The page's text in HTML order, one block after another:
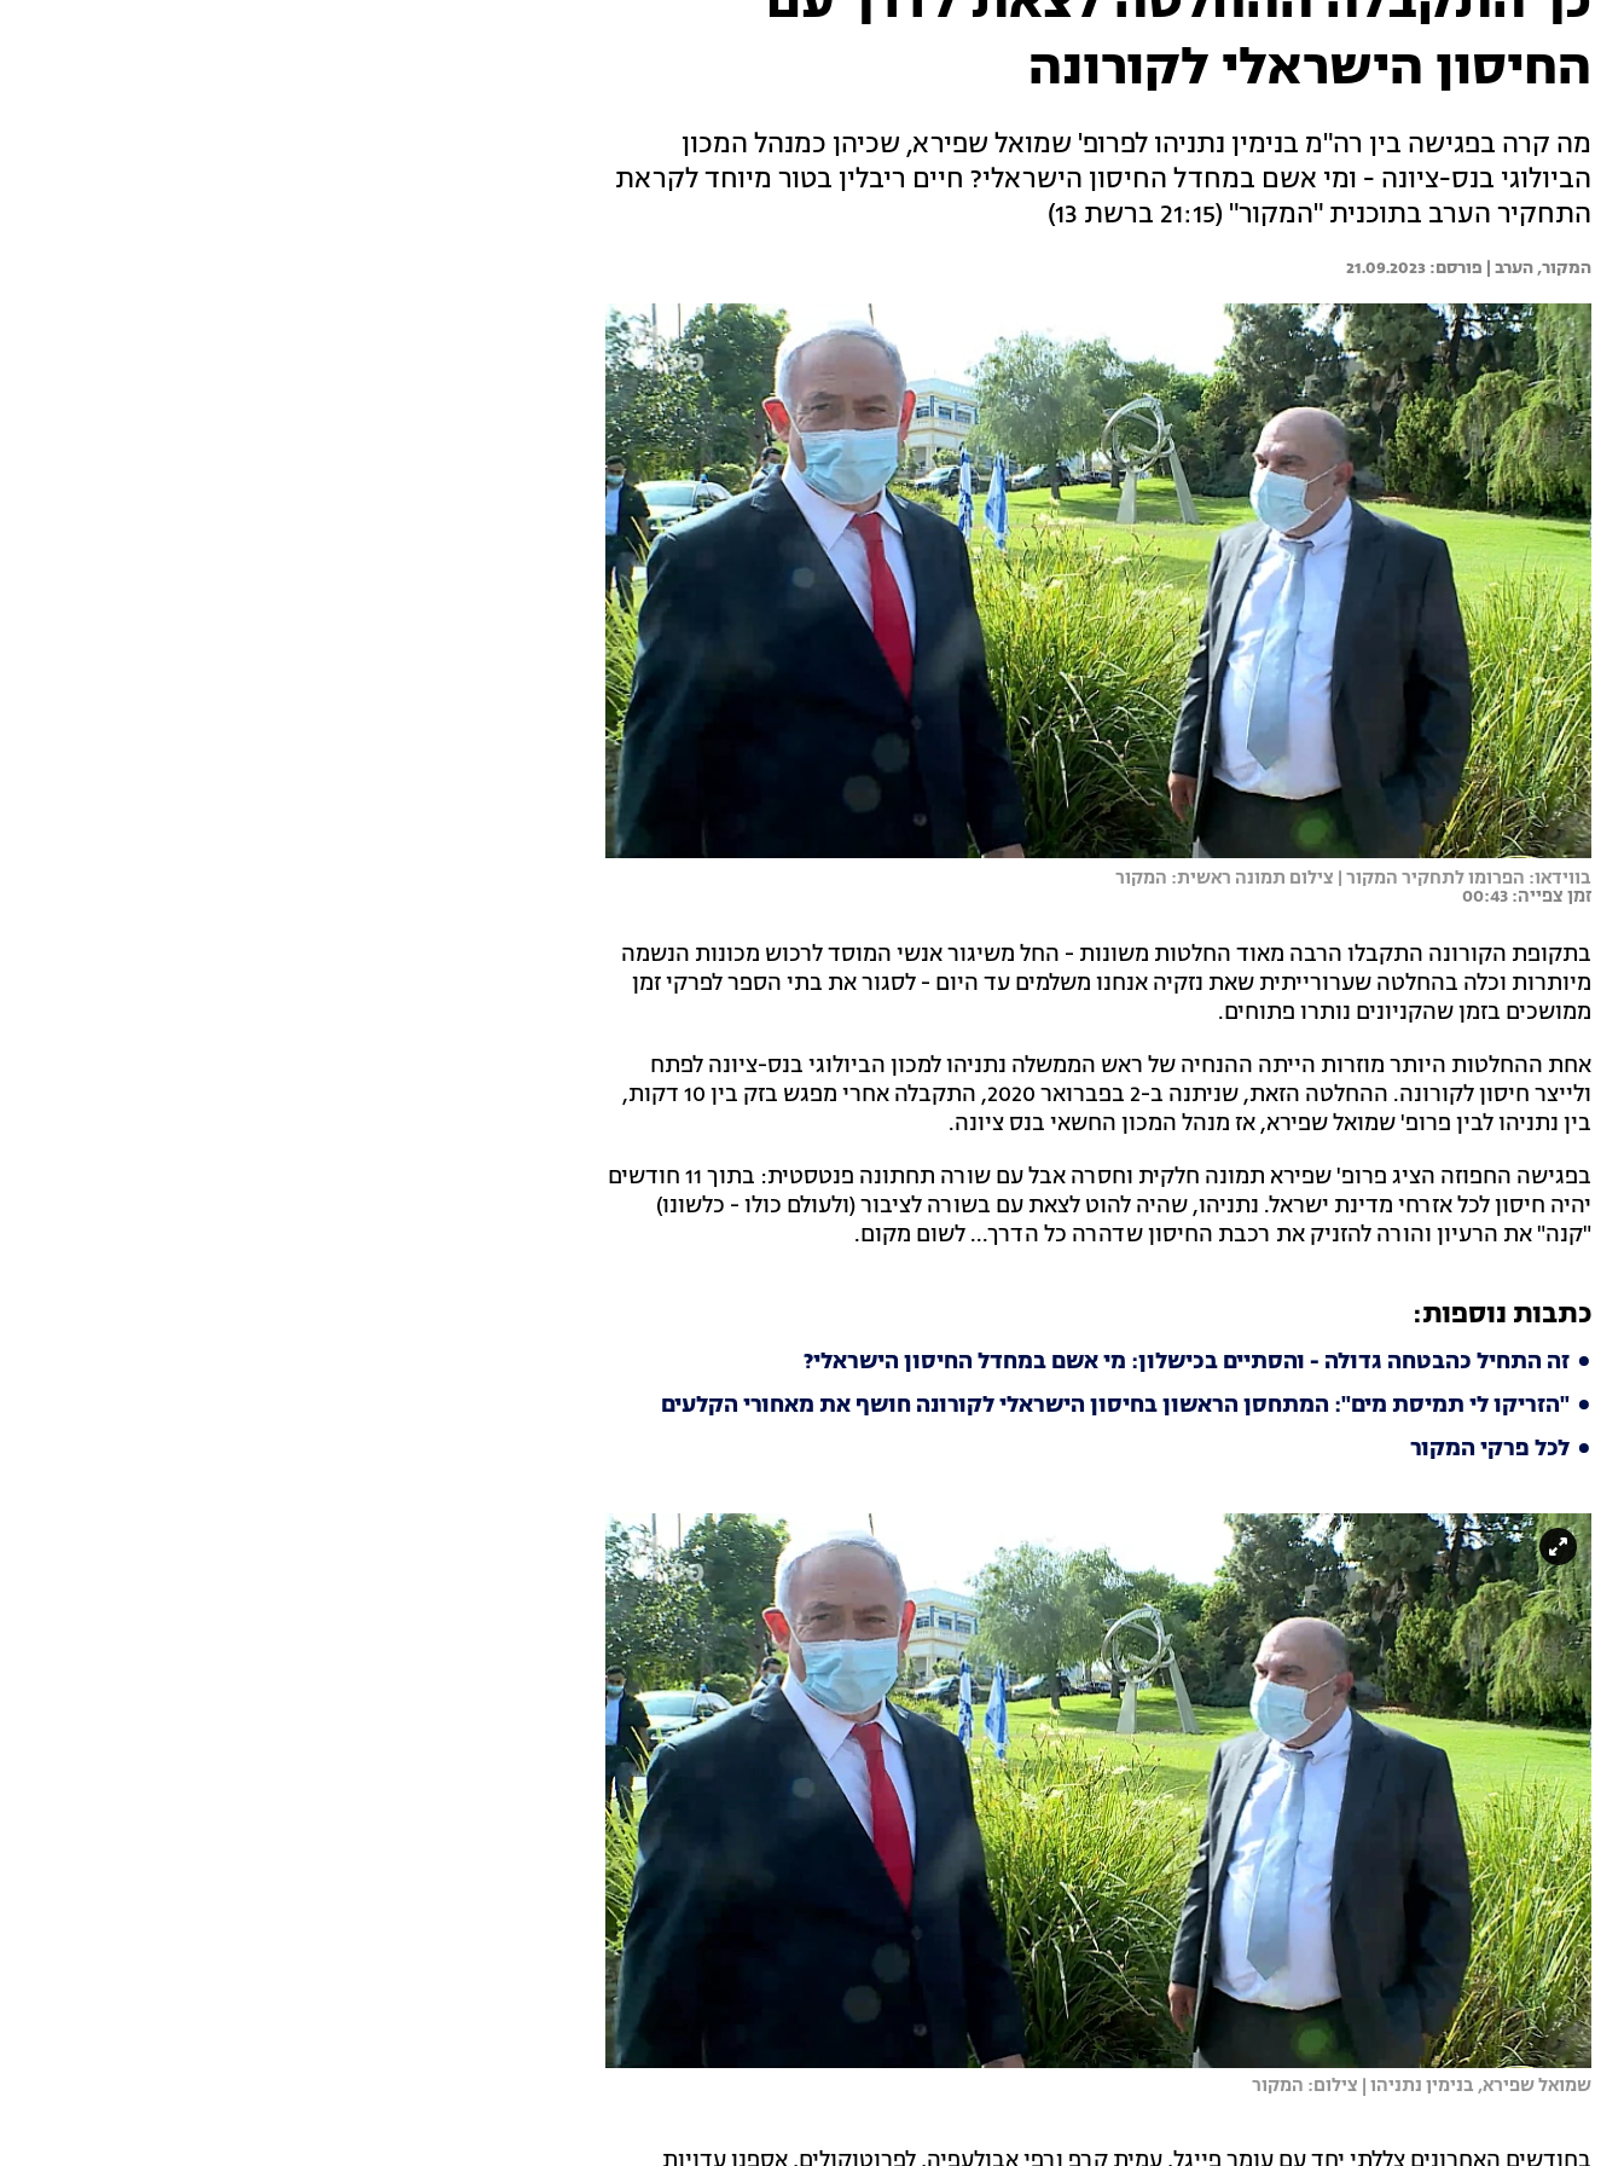
החיסון הישראלי לקורונה
מה קרה בפגישה בין רה"מ בנימין נתניהו לפרופ' שמואל שפירא, שכיהן כמנהל המכון
הביולוגי בנס-ציונה - ומי אשם במחדל החיסון הישראלי? חיים ריבלין בטור מיוחד לקראת
התחקיר הערב בתוכנית "המקור" (21:15 ברשת 13)
המקור, הערב | 21.09.2023
בווידאו: הפרומו לתחקיר המקור | צילום תמונה ראשית: המקור
זמן צפייה: 00:43
בתקופת הקורונה התקבלו הרבה מאוד החלטות משונות - החל משיגור אנשי המוסד לרכוש מכונות הנשמה
מיותרות וכלה בהחלטה שערורייתית שאת נזקיה אנחנו משלמים עד היום - לסגור את בתי הספר לפרקי זמן
ממושכים בזמן שהקניונים נותרו פתוחים.
אחת ההחלטות היותר מוזרות הייתה ההנחיה של ראש הממשלה נתניהו למכון הביולוגי בנס-ציונה לפתח
ולייצר חיסון לקורונה. ההחלטה הזאת, שניתנה ב-2 בפברואר 2020, התקבלה אחרי מפגש בזק בין 10 דקות,
בין נתניהו לבין פרופ' שמואל שפירא, אז מנהל המכון החשאי בנס ציונה.
בפגישה החפוזה הציג פרופ' שפירא תמונה חלקית וחסרה אבל עם שורה תחתונה פנטסטית: בתוך 11 חודשים
יהיה חיסון לכל אזרחי מדינת ישראל. נתניהו, שהיה להוט לצאת עם בשורה לציבור (ולעולם כולו - כלשונו)
"קנה" את הרעיון והורה להזניק את רכבת החיסון שדהרה כל הדרך... לשום מקום.
כתבות נוספות:
זה התחיל כהבטחה גדולה - והסתיים בכישלון: מי אשם במחדל החיסון הישראלי?
"הזריקו לי תמיסת מים": המתחסן הראשון בחיסון הישראלי לקורונה חושף את מאחורי הקלעים
לכל פרקי המקור
שמואל שפירא, בנימין נתניהו | צילום: המקור